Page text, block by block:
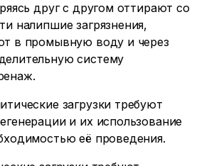
друг с другом оттирают со
налипшие загрязнения,
в промывную воду и через
систему
загрузки требуют
и их использование
её проведения.